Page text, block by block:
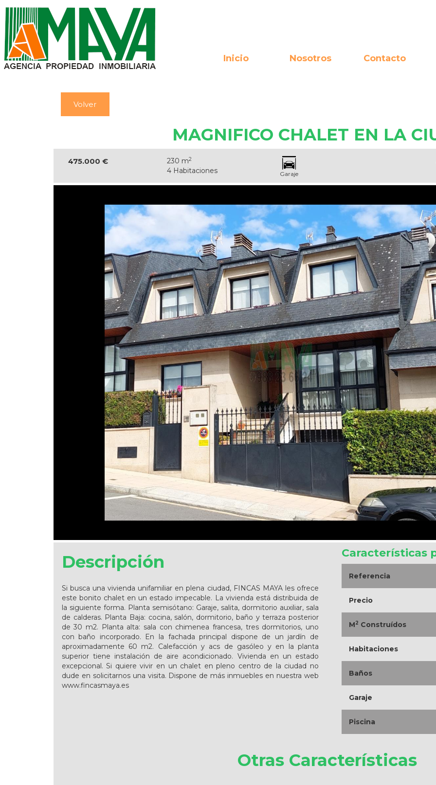
Inicio Nosotros Contacto
Volver
MAGNIFICO CHALET EN LA
475.000 € 230 m2
4 Habitaciones Garaje
Descripción
Si busca una vivienda unifamiliar en plena ciudad, FINCAS MAYA les ofrece
este bonito chalet en un estado impecable. La vivienda está distribuida de
la siguiente forma. Planta semisótano: Garaje, salita, dormitorio auxiliar, sala
de calderas. Planta Baja: cocina, salón, dormitorio, baño y terraza posterior
de 30 m2. Planta alta: sala con chimenea francesa, tres dormitorios, uno
con baño incorporado. En la fachada principal dispone de un jardín de
aproximadamente 60 m2. Calefacción y acs de gasóleo y en la planta
superior tiene instalación de aire acondicionado. Vivienda en un estado
excepcional. Si quiere vivir en un chalet en pleno centro de la ciudad no
dude en solicitarnos una visita. Dispone de más inmuebles en nuestra web
www.fincasmaya.es
Características
Referencia
Precio
M2 Construídos
Habitaciones
Baños
Garaje
Piscina
Otras Características